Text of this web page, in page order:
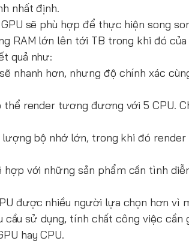
nhất định.
sẽ phù hợp để thực hiện song
RAM lớn lên tới TB trong khi đó
quả như:
nhanh hơn, nhưng độ chính xác
render tương đương với 5 CPU.
bộ nhớ lớn, trong khi đó
hợp với những sản phẩm cần tình
được nhiều người lựa chọn hơn vì
sử dụng, tính chất công việc
hay CPU.